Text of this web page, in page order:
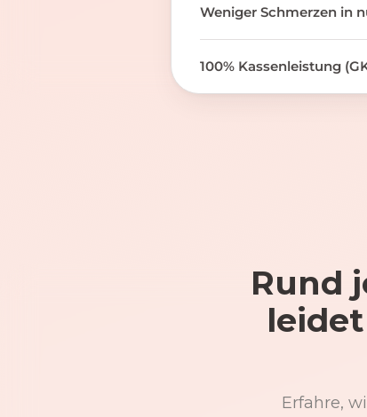
Weniger Schmerzen in
100% Kassenleistung
Rund
Erfahre,